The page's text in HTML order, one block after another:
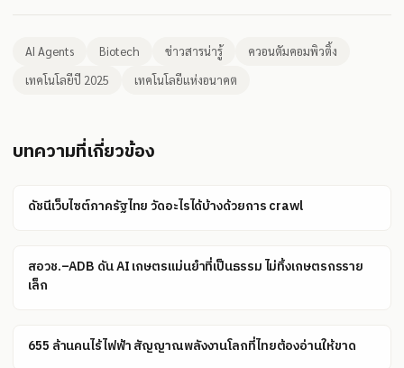
AI Agents Biotech ข่าวสารน่ารู้
ควอนตัมคอมพิวติ้ง
เทคโนโลยีปี 2025
เทคโนโลยีแห่งอนาคต
บทความที่เกี่ยวข้อง
ดัชนีเว็บไซต์ภาครัฐไทย วัดอะไรได้บ้างด้วยการ crawl
สอวช.–ADB ดัน AI เกษตรแม่นยำที่เป็นธรรม ไม่ทิ้งเกษตรกรราย
เล็ก
655 ล้านคนไร้ไฟฟ้า สัญญาณพลังงานโลกที่ไทยต้องอ่านให้ขาด